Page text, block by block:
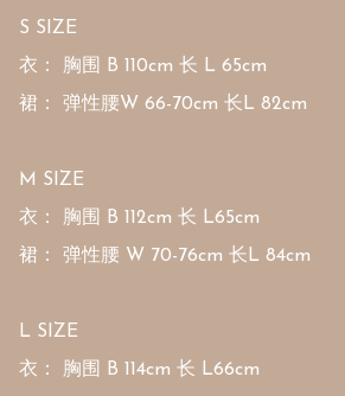
S SIZE
衣： 胸围 B 110cm 长 L 65cm
裙： 弹性腰W 66-70cm 长L 82cm
M SIZE
衣： 胸围 B 112cm 长 L65cm
裙： 弹性腰 W 70-76cm 长L 84cm
L SIZE
衣： 胸围 B 114cm 长 L66cm